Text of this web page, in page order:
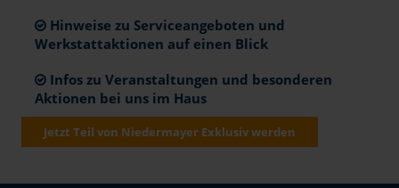
Hinweise zu Serviceangeboten und
Werkstattaktionen auf einen Blick
Infos zu Veranstaltungen und besonderen
Aktionen bei uns im Haus
Jetzt Teil von Niedermayer Exklusiv werden